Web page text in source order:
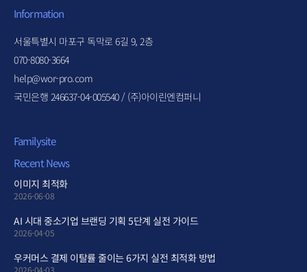
Information
서울특별시 마포구 독막로 6길 9, 2층
070-8080-3664
help@wor-pro.com
국민은행 246637-04-005540 / (주)아이린엔컴퍼니
Familysite
Recent News
이미지 최적화
2026-06-08
AI 시대 중소기업 브랜딩 기획 5단계 실전 가이드
2026-04-05
우커머스 결제 이탈률 줄이는 6가지 실전 최적화 방법
2026-04-03